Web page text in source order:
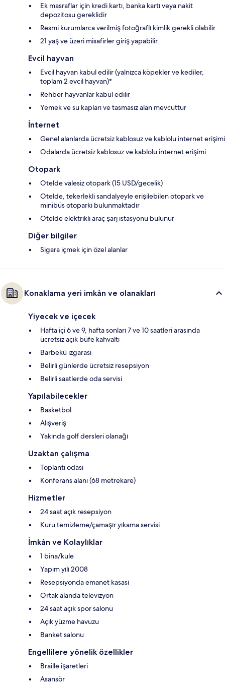
Ek masraflar için kredi kartı, banka kartı veya nakit
depozitosu gereklidir
Resmi kurumlarca verilmiş fotoğraflı kimlik gerekli olabilir
21 yaş ve üzeri misafirler giriş yapabilir.
Evcil hayvan
Evcil hayvan kabul edilir (yalnızca köpekler ve kediler,
toplam 2 evcil hayvan)*
Rehber hayvanlar kabul edilir
Yemek ve su kapları ve tasmasız alan mevcuttur
İnternet
Genel alanlarda ücretsiz kablosuz ve kablolu internet erişimi
Odalarda ücretsiz kablosuz ve kablolu internet erişimi
Otopark
Otelde valesiz otopark (15 USD/gecelik)
Otelde, tekerlekli sandalyeyle erişilebilen otopark ve
minibüs otoparkı bulunmaktadır
Otelde elektrikli araç şarj istasyonu bulunur
Diğer bilgiler
Sigara içmek için özel alanlar
Konaklama yeri imkân ve olanakları
Yiyecek ve içecek
Hafta içi 6 ve 9, hafta sonları 7 ve 10 saatleri arasında
ücretsiz açık büfe kahvaltı
Barbekü ızgarası
Belirli günlerde ücretsiz resepsiyon
Belirli saatlerde oda servisi
Yapılabilecekler
Basketbol
Alışveriş
Yakında golf dersleri olanağı
Uzaktan çalışma
Toplantı odası
Konferans alanı (68 metrekare)
Hizmetler
24 saat açık resepsiyon
Kuru temizleme/çamaşır yıkama servisi
İmkân ve Kolaylıklar
1 bina/kule
Yapım yılı 2008
Resepsiyonda emanet kasası
Ortak alanda televizyon
24 saat açık spor salonu
Açık yüzme havuzu
Banket salonu
Engellilere yönelik özellikler
Braille işaretleri
Asansör